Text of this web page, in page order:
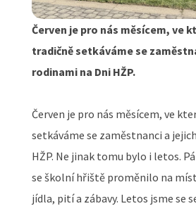
Červen je pro nás měsícem, ve
tradičně setkáváme se
rodinami na Dni HŽP.
Červen je pro nás měsícem, ve
setkáváme se zaměstnanci a
HŽP. Ne jinak tomu bylo i letos.
se školní hřiště proměnilo na
jídla, pití a zábavy. Letos jsme se